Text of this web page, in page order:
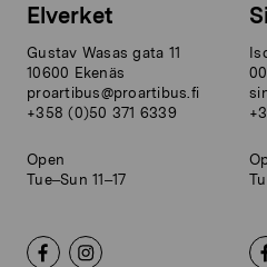
Elverket
Gustav Wasas gata 11
10600 Ekenäs
proartibus@proartibus.fi
+358 (0)50 371 6339
Open
Tue–Sun 11–17